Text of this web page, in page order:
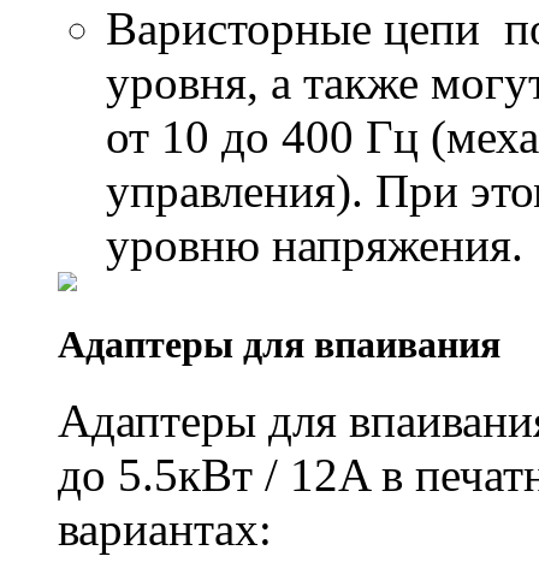
Варисторные цепи
уровня, а также
от 10 до 400 Гц
управления). При
уровню напряжения.
Адаптеры для впаивания
Адаптеры для
до 5.5кВт / 12A в
вариантах: